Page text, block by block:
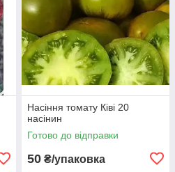
Насіння томату Ківі 20
насінин
Готово до відправки
50 ₴/упаковка